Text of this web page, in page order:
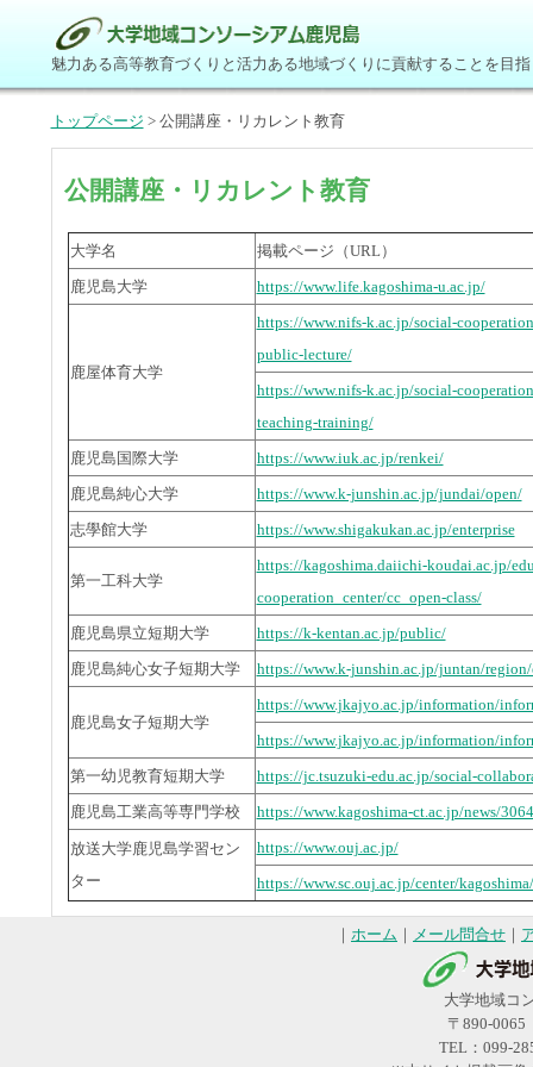
魅力ある高等教育づくりと活力ある地域づくりに貢献することを目
トップページ > 公開講座・リカレント教育
公開講座・リカレント教育
大学名
掲載ページ（URL）
鹿児島大学
https://www.life.kagoshima-u.ac.jp/
鹿屋体育大学
https://www.nifs-k.ac.jp/social-
public-lecture/
https://www.nifs-k.ac.jp/social-
teaching-training/
鹿児島国際大学
https://www.iuk.ac.jp/renkei/
鹿児島純心大学
https://www.k-junshin.ac.jp/jundai/open/
志學館大学
https://www.shigakukan.ac.jp/enterprise
第一工科大学
https://kagoshima.daiichi-koudai.ac.jp/
cooperation_center/cc_open-class/
鹿児島県立短期大学
https://k-kentan.ac.jp/public/
鹿児島純心女子短期大学
https://www.k-junshin.ac.jp/juntan/
鹿児島女子短期大学
https://www.jkajyo.ac.jp/information/
https://www.jkajyo.ac.jp/information/
第一幼児教育短期大学
https://jc.tsuzuki-edu.ac.jp/social-
鹿児島工業高等専門学校
https://www.kagoshima-ct.ac.jp/news/
放送大学鹿児島学習セン
ター
https://www.ouj.ac.jp/
https://www.sc.ouj.ac.jp/center/
｜ ホーム ｜ メール問合せ ｜
大学地域コ
〒890-
TEL：099-